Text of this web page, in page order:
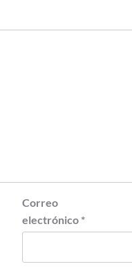
Correo
electrónico *